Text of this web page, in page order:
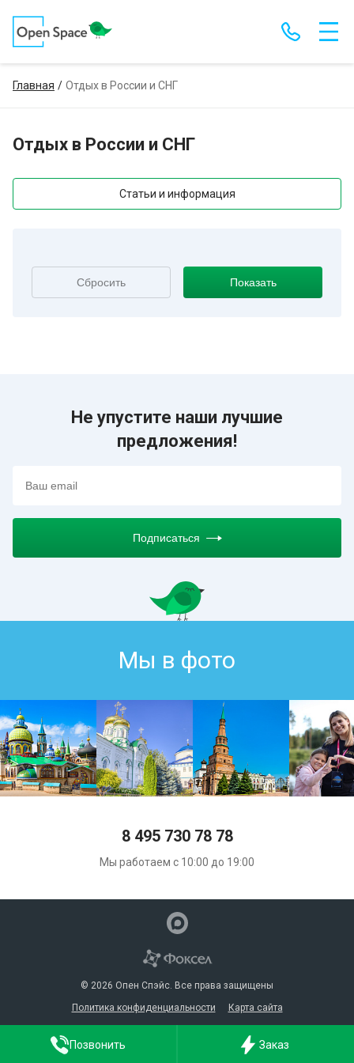
Главная Отдых в России и СНГ
Отдых в России и СНГ
Статьи и информация
Не упустите наши лучшие
предложения!
Подписаться
Мы в фото
8 495 730 78 78
Мы работаем с 10:00 до 19:00
© 2026 Опен Спэйс. Все права защищены
Политика конфиденциальности
Карта сайта
Позвонить Заказ